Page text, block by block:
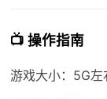
📺 操作指南
游戏大小：5G左